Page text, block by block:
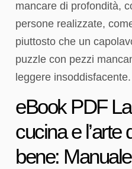
mancare di profondità,
persone realizzate,
piuttosto che un
puzzle con pezzi
leggere insoddisfacente.
eBook PDF
cucina e l’arte
bene: